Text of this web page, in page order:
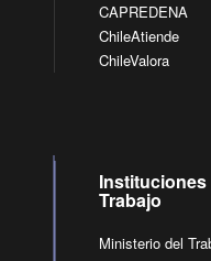
CAPREDENA
ChileAtiende
ChileValora
Trabajo
Ministerio del